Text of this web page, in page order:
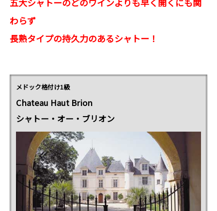
わらず
長熟タイプの持久力のあるシャトー！
メドック格付け1級
Chateau Haut Brion
シャトー・オー・ブリオン